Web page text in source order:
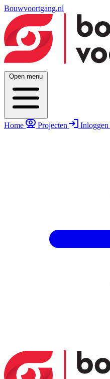
Bouwvoortgang.nl
Open menu
Home Projecten Inloggen